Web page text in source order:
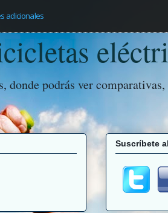
adicionales
podrás ver
Suscríbete